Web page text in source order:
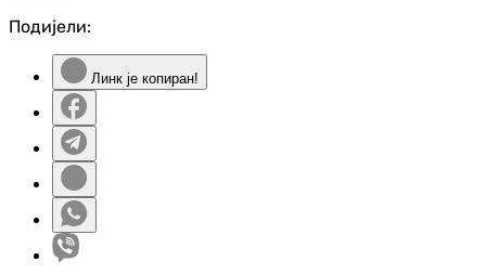
Подијели:
Линк је копиран!